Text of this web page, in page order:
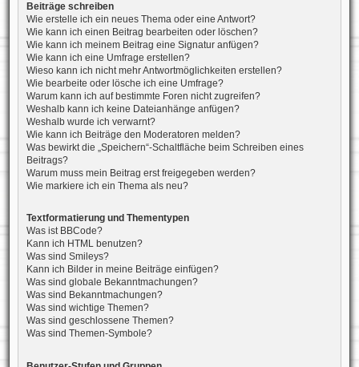
Beiträge schreiben
Wie erstelle ich ein neues Thema oder eine Antwort?
Wie kann ich einen Beitrag bearbeiten oder löschen?
Wie kann ich meinem Beitrag eine Signatur anfügen?
Wie kann ich eine Umfrage erstellen?
Wieso kann ich nicht mehr Antwortmöglichkeiten erstellen?
Wie bearbeite oder lösche ich eine Umfrage?
Warum kann ich auf bestimmte Foren nicht zugreifen?
Weshalb kann ich keine Dateianhänge anfügen?
Weshalb wurde ich verwarnt?
Wie kann ich Beiträge den Moderatoren melden?
Was bewirkt die „Speichern“-Schaltfläche beim Schreiben eines
Beitrags?
Warum muss mein Beitrag erst freigegeben werden?
Wie markiere ich ein Thema als neu?
Textformatierung und Thementypen
Was ist BBCode?
Kann ich HTML benutzen?
Was sind Smileys?
Kann ich Bilder in meine Beiträge einfügen?
Was sind globale Bekanntmachungen?
Was sind Bekanntmachungen?
Was sind wichtige Themen?
Was sind geschlossene Themen?
Was sind Themen-Symbole?